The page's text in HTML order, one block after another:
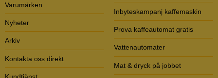
Varumärken
Nyheter
Arkiv
Kontakta oss direkt
Inbyteskampanj kaffemaskin
Prova kaffeautomat gratis
Vattenautomater
Mat & dryck på jobbet